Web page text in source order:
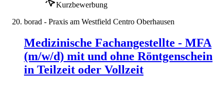
Kurzbewerbung
borad - Praxis am Westfield Centro Oberhausen
Medizinische Fachangestellte - MFA
(m/w/d) mit und ohne Röntgenschein
in Teilzeit oder Vollzeit